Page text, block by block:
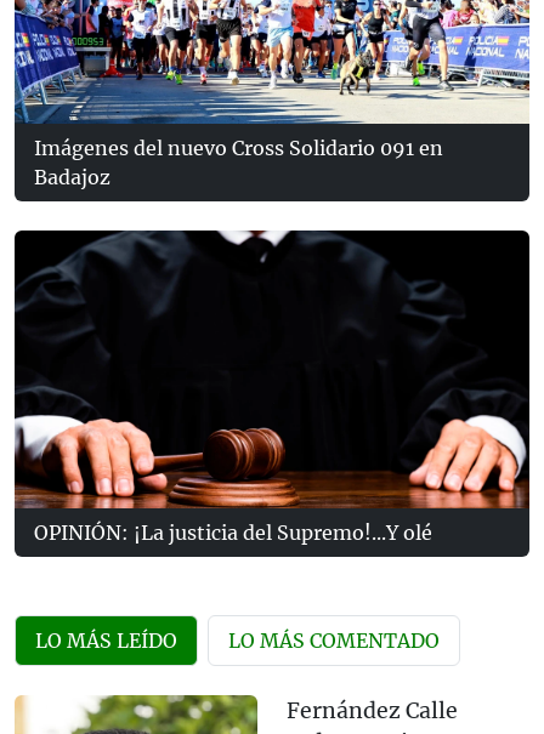
Imágenes del nuevo Cross Solidario 091 en
Badajoz
OPINIÓN: ¡La justicia del Supremo!...Y olé
LO MÁS LEÍDO LO MÁS COMENTADO
Fernández Calle